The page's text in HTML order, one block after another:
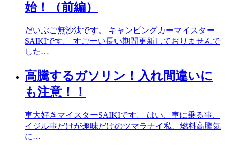
始！（前編）
だいぶご無沙汰です。 キャンピングカーマイスター
SAIKIです。 すごーい長い期間更新しておりませんで
した…
高騰するガソリン！入れ間違いに
も注意！！
車大好きマイスターSAIKIです。 はい、車に乗る事、
イジル事だけが趣味だけのツマラナイ私、燃料高騰気
に…